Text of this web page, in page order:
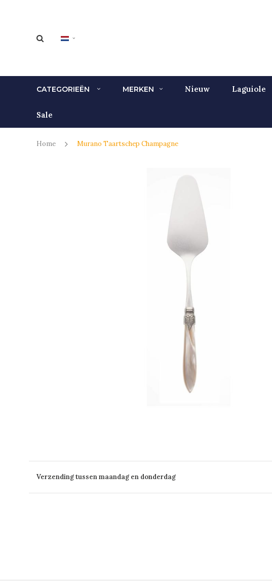
CATEGORIEËN MERKEN Nieuw Laguiole
Sale
Home Murano Taartschep Champagne
Verzending tussen maandag en donderdag